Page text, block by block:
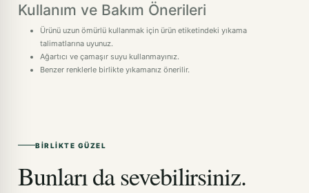
Kullanım ve Bakım Önerileri
Ürünü uzun ömürlü kullanmak için ürün etiketindeki yıkama
talimatlarına uyunuz.
Ağartıcı ve çamaşır suyu kullanmayınız.
Benzer renklerle birlikte yıkamanız önerilir.
BIRLIKTE GÜZEL
Bunları da sevebilirsiniz.